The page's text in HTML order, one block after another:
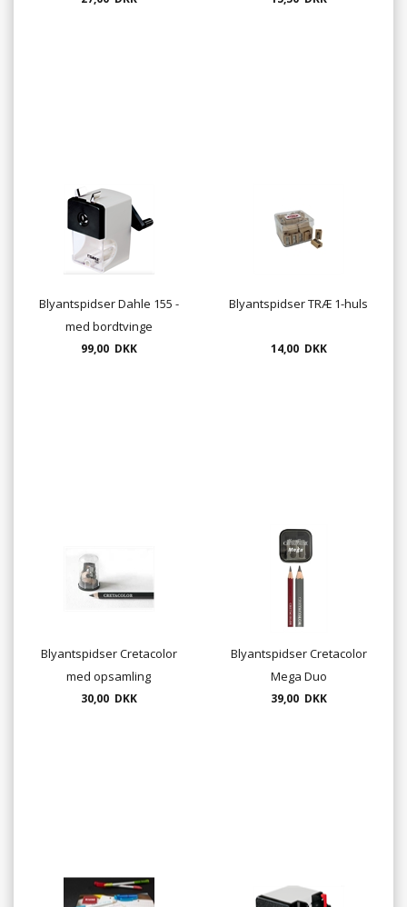
Blyantspidser Dahle 155 -
med bordtvinge
99,00 DKK
Blyantspidser TRÆ 1-huls
14,00 DKK
Blyantspidser Cretacolor
med opsamling
30,00 DKK
Blyantspidser Cretacolor
Mega Duo
39,00 DKK